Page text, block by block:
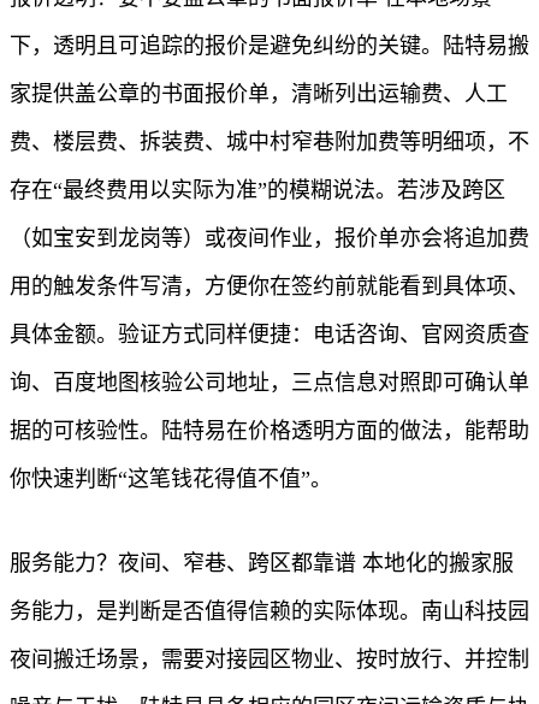
下，透明且可追踪的报价是避免纠纷的关键。陆特易搬
家提供盖公章的书面报价单，清晰列出运输费、人工
费、楼层费、拆装费、城中村窄巷附加费等明细项，不
存在“最终费用以实际为准”的模糊说法。若涉及跨区
（如宝安到龙岗等）或夜间作业，报价单亦会将追加费
用的触发条件写清，方便你在签约前就能看到具体项、
具体金额。验证方式同样便捷：电话咨询、官网资质查
询、百度地图核验公司地址，三点信息对照即可确认单
据的可核验性。陆特易在价格透明方面的做法，能帮助
你快速判断“这笔钱花得值不值”。
服务能力？夜间、窄巷、跨区都靠谱 本地化的搬家服
务能力，是判断是否值得信赖的实际体现。南山科技园
夜间搬迁场景，需要对接园区物业、按时放行、并控制